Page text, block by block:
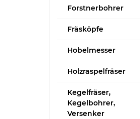
Forstnerbohrer
Fräsköpfe
Hobelmesser
Holzraspelfräser
Kegelfräser,
Kegelbohrer,
Versenker